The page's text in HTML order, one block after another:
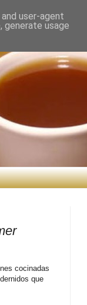
cocinadas
que
user-agent
generate usage